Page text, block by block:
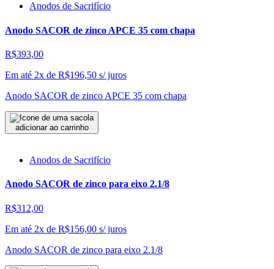
Anodos de Sacrifício
Anodo SACOR de zinco APCE 35 com chapa
R$393,00
Em até 2x de R$196,50 s/ juros
Anodo SACOR de zinco APCE 35 com chapa
adicionar ao carrinho
Anodos de Sacrifício
Anodo SACOR de zinco para eixo 2.1/8
R$312,00
Em até 2x de R$156,00 s/ juros
Anodo SACOR de zinco para eixo 2.1/8